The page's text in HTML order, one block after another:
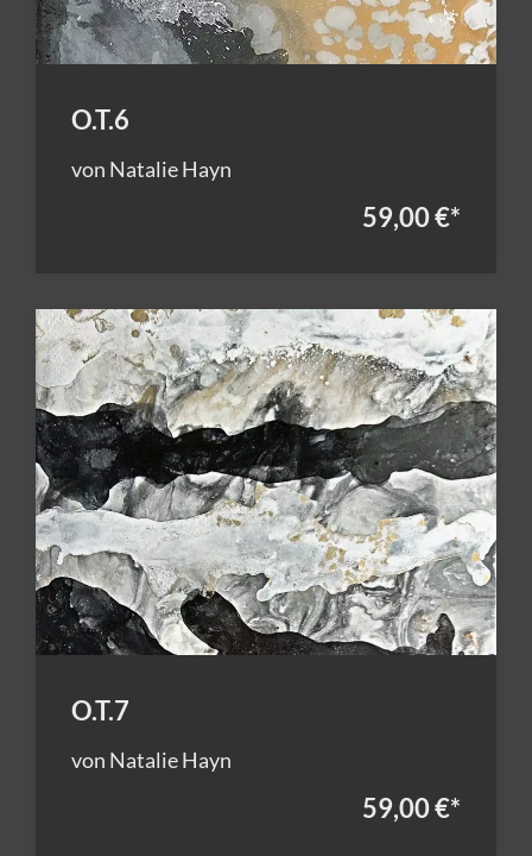
O.T.6
von Natalie Hayn
59,00 €*
O.T.7
von Natalie Hayn
59,00 €*